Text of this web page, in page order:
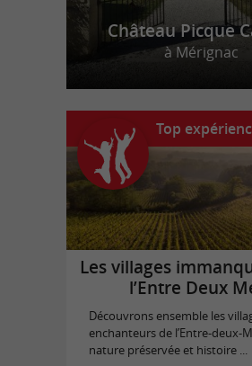
Château Picque
à Mérignac
Top
Les villages
l’Entre Deux
Découvrons ensemble les
enchanteurs de l’Entre-deux-
nature préservée et histoire ...